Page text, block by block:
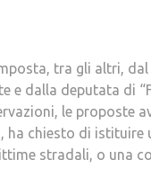
tra gli altri,
e dalla deputata di
le proposte
chiesto di istituire
stradali, o una